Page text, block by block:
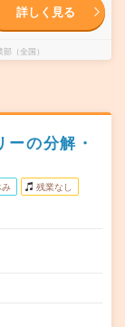
詳しく見る
（全国）
ーの分解・
み 残業なし